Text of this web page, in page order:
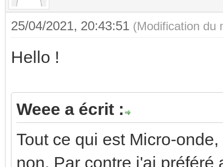
25/04/2021, 20:43:51 (Modification du
Hello !
Weee a écrit :
Tout ce qui est Micro-
non. Par contre j'ai